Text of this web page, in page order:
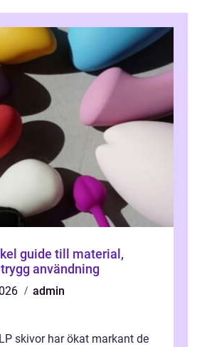
användning
admin
skivor har ökat markant de